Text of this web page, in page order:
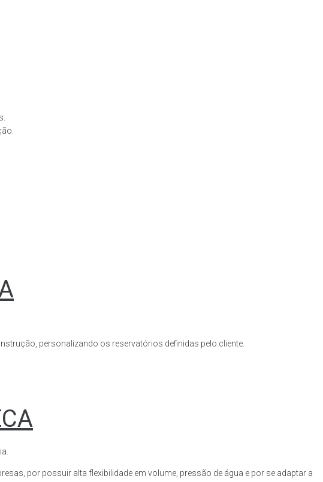
personalizando os reservatórios definidas pelo cliente.
por possuir alta flexibilidade em volume, pressão de água e por se adaptar a